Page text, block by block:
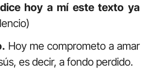
hoy a mí este texto ya
Hoy me comprometo a amar
es decir, a fondo perdido.